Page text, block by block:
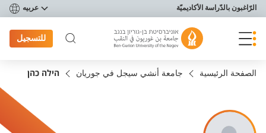
תפריט נגישות
الرّاغبون بالدّراسة الأكاديميّة عربيه
للتسجيل
الصفحة الرئيسية جامعة أنشي سيجل في جوريان הילה כהן